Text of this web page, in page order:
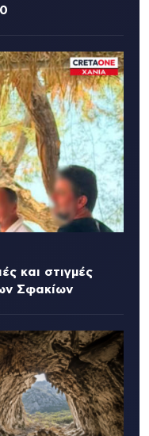
και στιγμές
Σφακίων